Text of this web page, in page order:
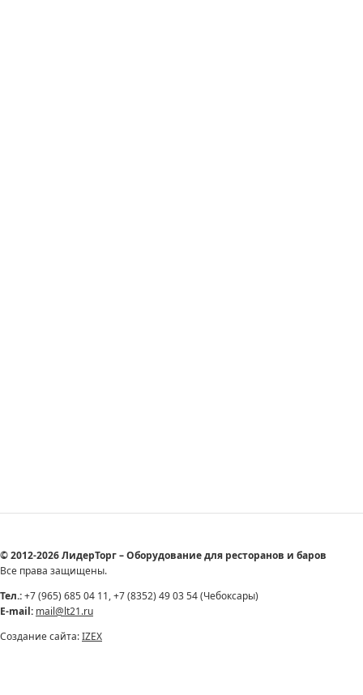
© 2012-2026 ЛидерТорг – Оборудование для ресторанов и баров
Все права защищены.
Тел.:+7 (965) 685 04 11, +7 (8352) 49 03 54 (Чебоксары)
E-mail: mail@lt21.ru
Создание сайта:IZEX